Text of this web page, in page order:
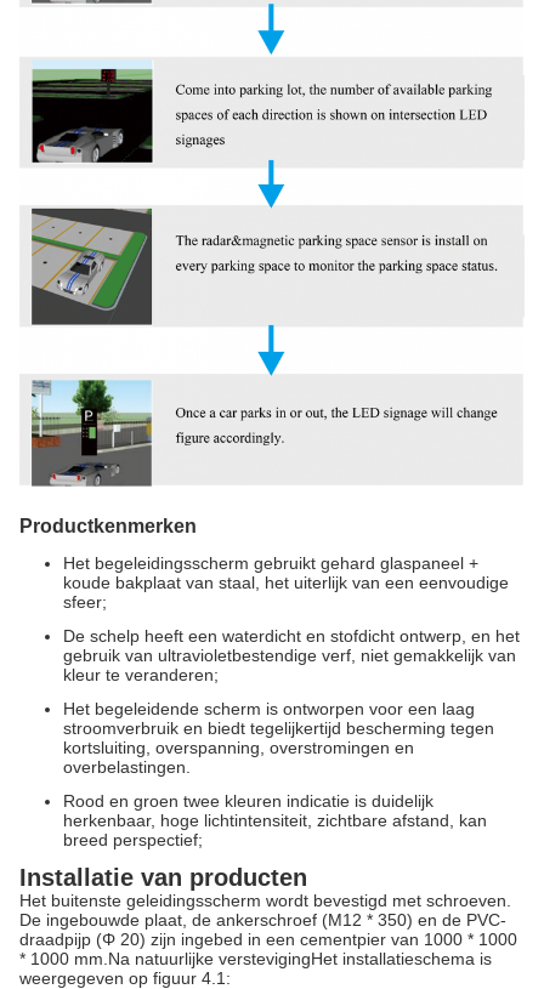
Productkenmerken
Het begeleidingsscherm gebruikt gehard glaspaneel +
koude bakplaat van staal, het uiterlijk van een eenvoudige
sfeer;
De schelp heeft een waterdicht en stofdicht ontwerp, en het
gebruik van ultravioletbestendige verf, niet gemakkelijk van
kleur te veranderen;
Het begeleidende scherm is ontworpen voor een laag
stroomverbruik en biedt tegelijkertijd bescherming tegen
kortsluiting, overspanning, overstromingen en
overbelastingen.
Rood en groen twee kleuren indicatie is duidelijk
herkenbaar, hoge lichtintensiteit, zichtbare afstand, kan
breed perspectief;
Installatie van producten
Het buitenste geleidingsscherm wordt bevestigd met schroeven.
De ingebouwde plaat, de ankerschroef (M12 * 350) en de PVC-
draadpijp (Φ 20) zijn ingebed in een cementpier van 1000 * 1000
* 1000 mm.Na natuurlijke verstevigingHet installatieschema is
weergegeven op figuur 4.1: